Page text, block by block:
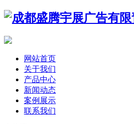
网站首页
关于我们
产品中心
新闻动态
案例展示
联系我们